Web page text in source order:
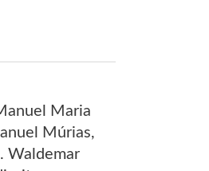
Maria
Múrias,
Waldemar